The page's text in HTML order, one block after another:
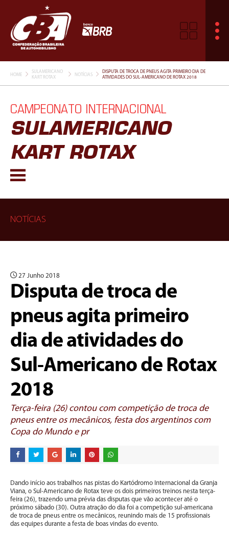
HOME
SULAMERICANO
KART ROTAX
NOTÍCIAS
DISPUTA DE TROCA DE PNEUS AGITA PRIMEIRO DIA DE
ATIVIDADES DO SUL-AMERICANO DE ROTAX 2018
CAMPEONATO INTERNACIONAL
SULAMERICANO
KART ROTAX
NOTÍCIAS
27 Junho 2018
Disputa de troca de
pneus agita primeiro
dia de atividades do
Sul-Americano de Rotax
2018
Terça-feira (26) contou com competição de troca de
pneus entre os mecânicos, festa dos argentinos com
Copa do Mundo e pr
Dando início aos trabalhos nas pistas do Kartódromo Internacional da Granja
Viana, o Sul-Americano de Rotax teve os dois primeiros treinos nesta terça-
feira (26), trazendo uma prévia das disputas que vão acontecer até o
próximo sábado (30). Outra atração do dia foi a competição sul-americana
de troca de pneus entre os mecânicos, reunindo mais de 15 profissionais
das equipes durante a festa de boas vindas do evento.